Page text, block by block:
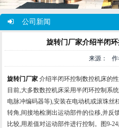
公司新闻
旋转门厂家介绍半闭
来源： 作
旋转门厂家 介绍半闭环控制数控机床的性
目前,大多数数控机床采用半闭环控制系
电脉冲编码器等),安装在电动机或滚珠丝
转角,间接地检测出运动部件的位移,并反
比较,用差值对运动部件进行控制。图9-